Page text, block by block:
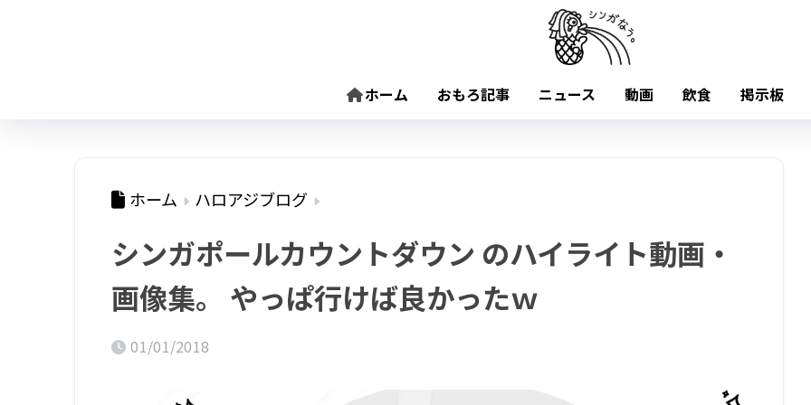
ホーム おもろ記事 ニュース 動画 飲食 掲示板
ホーム ハロアジブログ
シンガポールカウントダウン のハイライト動画・
画像集。 やっぱ行けば良かったｗ
01/01/2018